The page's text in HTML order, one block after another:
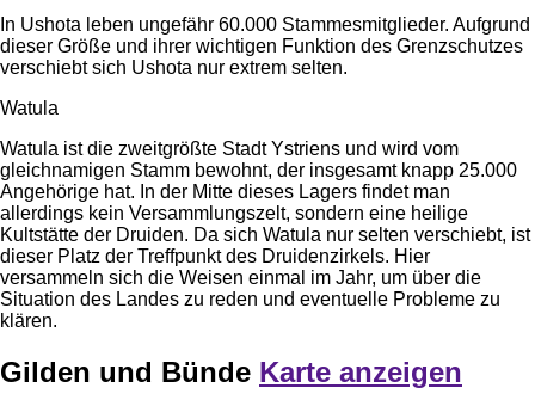
In Ushota leben ungefähr 60.000 Stammesmitglieder. Aufgrund
dieser Größe und ihrer wichtigen Funktion des Grenzschutzes
verschiebt sich Ushota nur extrem selten.
Watula
Watula ist die zweitgrößte Stadt Ystriens und wird vom
gleichnamigen Stamm bewohnt, der insgesamt knapp 25.000
Angehörige hat. In der Mitte dieses Lagers findet man
allerdings kein Versammlungszelt, sondern eine heilige
Kultstätte der Druiden. Da sich Watula nur selten verschiebt, ist
dieser Platz der Treffpunkt des Druidenzirkels. Hier
versammeln sich die Weisen einmal im Jahr, um über die
Situation des Landes zu reden und eventuelle Probleme zu
klären.
Gilden und Bünde Karte anzeigen